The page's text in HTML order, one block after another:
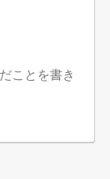
ことを書き